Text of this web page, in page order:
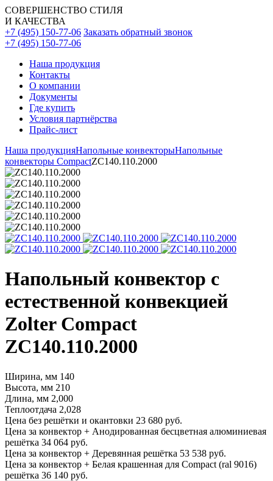
СОВЕРШЕНСТВО СТИЛЯ
И КАЧЕСТВА
+7 (495) 150-77-06 Заказать обратный звонок
+7 (495) 150-77-06
Наша продукция
Контакты
О компании
Документы
Где купить
Условия партнёрства
Прайс-лист
Наша продукцияНапольные конвекторыНапольные
конвекторы CompactZC140.110.2000
Напольный конвектор с
естественной конвекцией
Zolter Compact
ZC140.110.2000
Ширина, мм 140
Высота, мм 210
Длина, мм 2,000
Теплоотдача 2,028
Цена без решётки и окантовки 23 680 руб.
Цена за конвектор + Анодированная бесцветная алюминиевая
решётка 34 064 руб.
Цена за конвектор + Деревянная решётка 53 538 руб.
Цена за конвектор + Белая крашенная для Compact (ral 9016)
решётка 36 140 руб.